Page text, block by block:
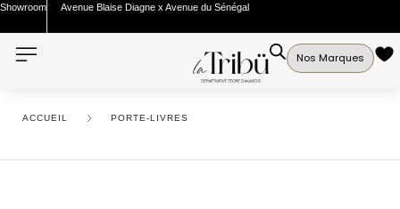
Showroom Avenue Blaise Diagne x Avenue du Sénégal
Nos Marques
ACCUEIL PORTE-LIVRES